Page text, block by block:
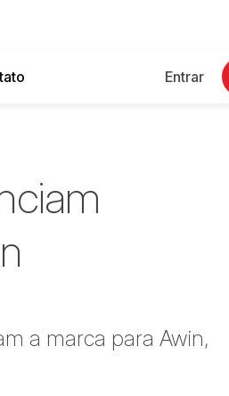
Entrar
a marca para Awin,